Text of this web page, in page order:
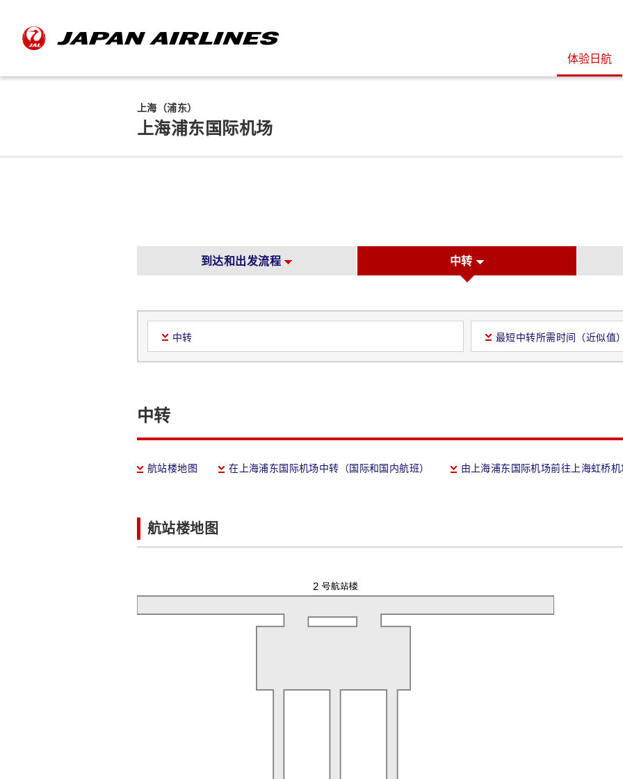
体验日航
上海（浦东）
上海浦东国际机场
到达和出发流程 中转
中转 最短中转所需时间（近似值）
中转
航站楼地图 在上海浦东国际机场中转（国际和国内航班） 由上海浦东国际机场前往上海虹桥
航站楼地图